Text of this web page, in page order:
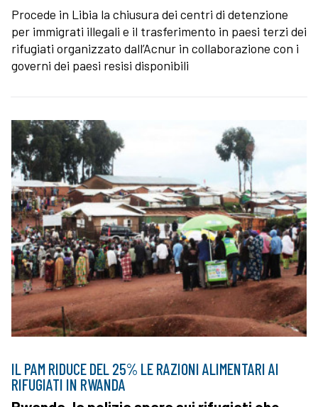
Procede in Libia la chiusura dei centri di detenzione
per immigrati illegali e il trasferimento in paesi terzi dei
rifugiati organizzato dall’Acnur in collaborazione con i
governi dei paesi resisi disponibili
IL PAM RIDUCE DEL 25% LE RAZIONI ALIMENTARI AI
RIFUGIATI IN RWANDA